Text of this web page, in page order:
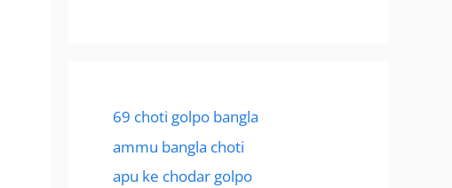
69 choti golpo bangla
ammu bangla choti
apu ke chodar golpo